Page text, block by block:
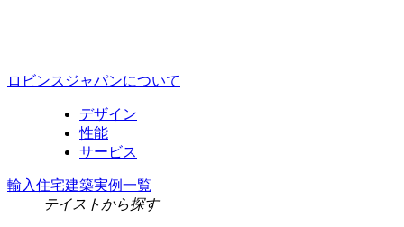
ロビンスジャパンについて
デザイン
性能
サービス
輸入住宅建築実例一覧
テイストから探す